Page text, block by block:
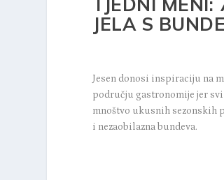
TJEDNI
JELA S
Jesen donosi inspiraciju na
području gastronomije jer
mnoštvo ukusnih sezonskih
i nezaobilazna bundeva.